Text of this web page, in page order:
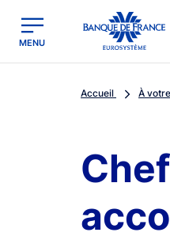
Banque de France - Menu
MENU
Accueil À